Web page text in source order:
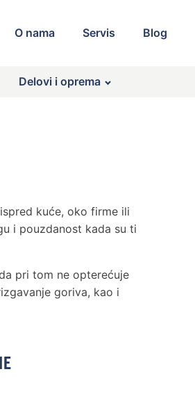
O nama Servis Blog
Delovi i oprema
kuće, oko firme ili
i pouzdanost kada su ti
pri tom ne opterećuje
goriva, kao i